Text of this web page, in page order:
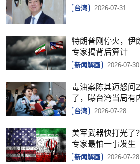
台湾 2026-07-31
特朗普刚停火，伊
专家揭背后算计
新闻解画 2026-07-30
毒油案陈其迈怒问
了，曝台湾当局有
台湾 2026-07-28
美军武器快打光了
专家最怕一事发生
新闻解画 2026-07-28